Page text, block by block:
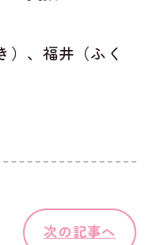
）、福井（ふく
次の記事へ